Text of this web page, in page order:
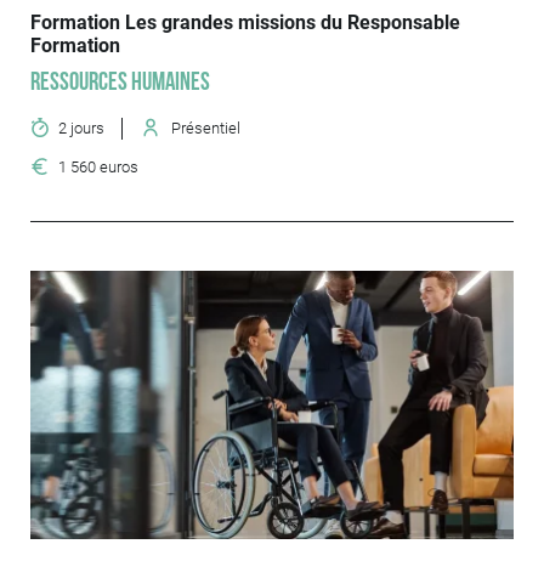
Formation Les grandes missions du Responsable
Formation
Ressources humaines
2 jours Présentiel
1 560 euros